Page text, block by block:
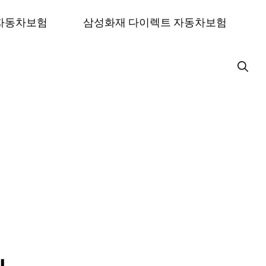
동차보험 삼성화재 다이렉트 자동차보험